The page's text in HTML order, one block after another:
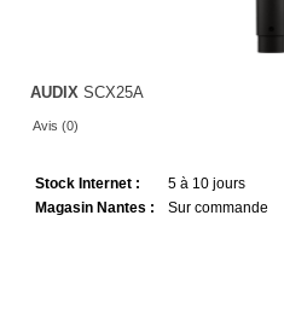
AUDIX SCX25A
Avis (0)
Stock Internet :
5 à 10 jours
Magasin Nantes :
Sur commande